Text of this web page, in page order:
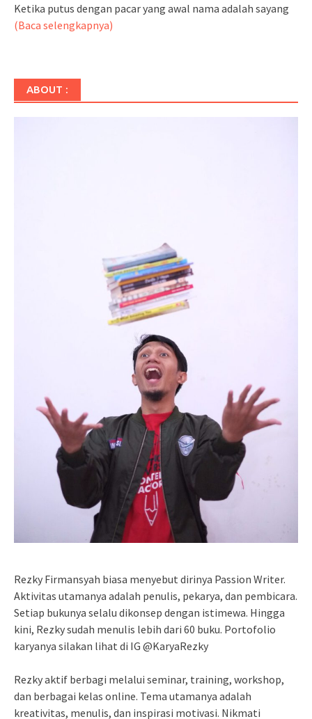
Ketika putus dengan pacar yang awal nama adalah sayang
(Baca selengkapnya)
ABOUT :
Rezky Firmansyah biasa menyebut dirinya Passion Writer.
Aktivitas utamanya adalah penulis, pekarya, dan pembicara.
Setiap bukunya selalu dikonsep dengan istimewa. Hingga
kini, Rezky sudah menulis lebih dari 60 buku. Portofolio
karyanya silakan lihat di IG @KaryaRezky
Rezky aktif berbagi melalui seminar, training, workshop,
dan berbagai kelas online. Tema utamanya adalah
kreativitas, menulis, dan inspirasi motivasi. Nikmati